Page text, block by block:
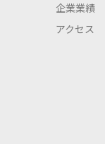
企業業績
アクセス